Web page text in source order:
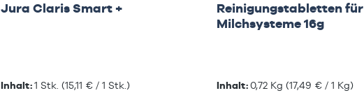
Jura Claris Smart +
Inhalt:1 Stk. (15,11 € / 1 Stk.)
Reinigungstabletten für
Milchsysteme 16g
Inhalt:0,72 Kg(17,49 € / 1 Kg)